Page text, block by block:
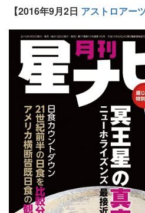
【2016年9月2日 アストロアー